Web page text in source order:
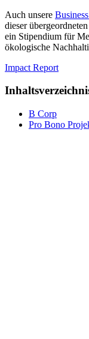
Auch unsere
dieser
ein Stipendium für
ökologische
Impact Report
B Corp
Pro Bono